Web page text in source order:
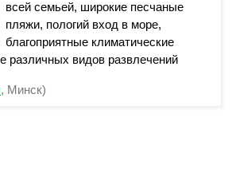
всей семьей, широкие песчаные
пляжи, пологий вход в море,
благоприятные климатические
различных видов развлечений
пляжи благоустроены и достигают в
, Минск)